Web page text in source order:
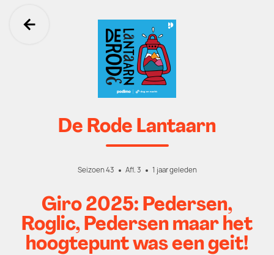
Ga terug
De Rode Lantaarn
Seizoen 43 Afl. 3 1 jaar geleden
Giro 2025: Pedersen,
Roglic, Pedersen maar het
hoogtepunt was een geit!